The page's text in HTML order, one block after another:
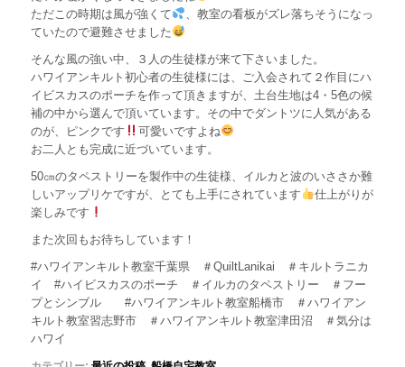
ただこの時期は風が強くて
、教室の看板がズレ落ちそうになっ
ていたので避難させました
そんな風の強い中、３人の生徒様が来て下さいました。
ハワイアンキルト初心者の生徒様には、ご入会されて２作目にハ
イビスカスのポーチを作って頂きますが、土台生地は4・5色の候
補の中から選んで頂いています。その中でダントツに人気がある
のが、ピンクです
可愛いですよね
お二人とも完成に近づいています。
50㎝のタペストリーを製作中の生徒様、イルカと波のいささか難
しいアップリケですが、とても上手にされています
仕上がりが
楽しみです
また次回もお待ちしています！
#ハワイアンキルト教室千葉県 ＃QuiltLanikai ＃キルトラニカ
イ #ハイビスカスのポーチ ＃イルカのタペストリー ＃フー
プとシンブル #ハワイアンキルト教室船橋市 ＃ハワイアン
キルト教室習志野市 ＃ハワイアンキルト教室津田沼 ＃気分は
ハワイ